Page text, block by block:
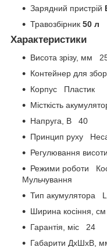
Зарядний пристрій
Травозбірник 50 л
Характеристики
Висота зрізу, мм
Контейнер для
Корпус Пластик
Місткість
Напруга, В 40
Принцип руху
Регулювання
Режими роботи
Мульчування
Тип акумулятора
Ширина косіння,
Гарантія, міс 24
Габарити ДхШхВ,